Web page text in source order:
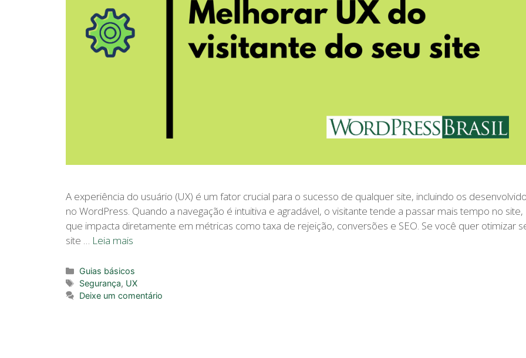
A experiência do usuário (UX) é um fator crucial para o sucesso de qualquer site, incluindo os
no WordPress. Quando a navegação é intuitiva e agradável, o visitante tende a passar mais tempo no site,
que impacta diretamente em métricas como taxa de rejeição, conversões e SEO. Se você quer otimizar
site … Leia mais
Categorias
Guias básicos
Tags
Segurança, UX
Deixe um comentário